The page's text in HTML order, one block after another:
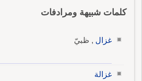
كلمات شبيهة ومرادفات
غزال , ظبيّ
غزالة